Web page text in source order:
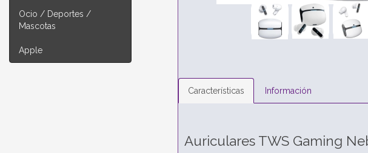
Ocio / Deportes /
Mascotas
Apple
Características Información
Auriculares TWS Gaming